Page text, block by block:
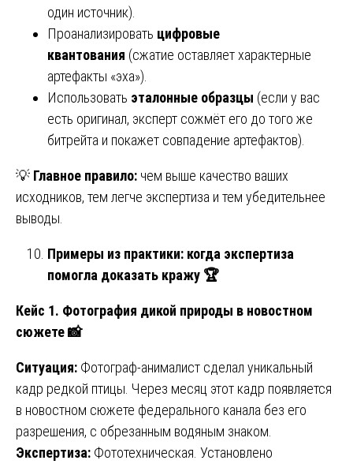
один источник).
Проанализировать цифровые
квантования (сжатие оставляет характерные
артефакты «эха»).
Использовать эталонные образцы (если у вас
есть оригинал, эксперт сожмёт его до того же
битрейта и покажет совпадение артефактов).
💡 Главное правило: чем выше качество ваших
исходников, тем легче экспертиза и тем убедительнее
выводы.
Примеры из практики: когда экспертиза
помогла доказать кражу 🏆
Кейс 1. Фотография дикой природы в новостном
сюжете📸
Ситуация: Фотограф-анималист сделал уникальный
кадр редкой птицы. Через месяц этот кадр появляется
в новостном сюжете федерального канала без его
разрешения, с обрезанным водяным знаком.
Экспертиза: Фототехническая. Установлено